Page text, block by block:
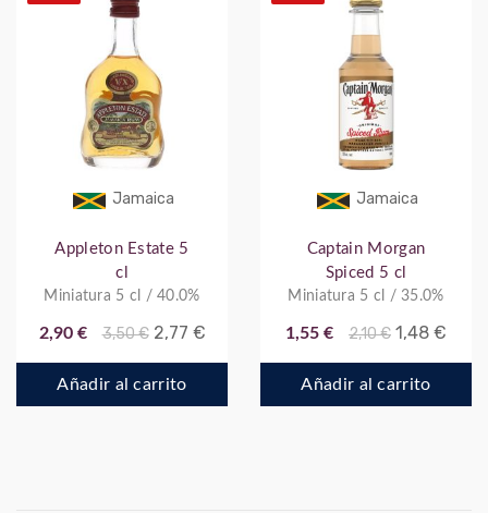
Jamaica
Appleton Estate 5
cl
Miniatura 5 cl / 40.0%
2,90 € 3,50 € 2,77 €
Añadir al carrito
Jamaica
Captain Morgan
Spiced 5 cl
Miniatura 5 cl / 35.0%
1,55 € 2,10 € 1,48 €
Añadir al carrito